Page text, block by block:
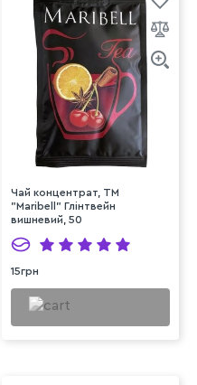
Чай концентрат, ТМ
"Maribell" Глінтвейн
вишневий, 50
15грн